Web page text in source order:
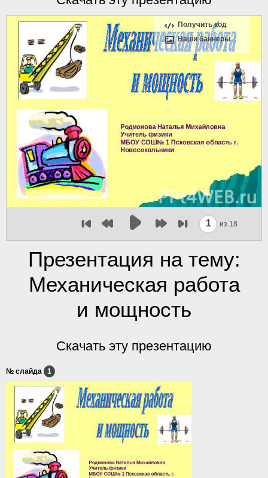
Получить код
Наши баннеры
1 из 18
Презентация на тему:
Механическая работа
и мощность
Скачать эту презентацию
№ слайда 1